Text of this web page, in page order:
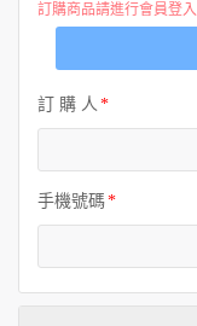
訂購商品請進行會員登
訂 購 人
手機號碼